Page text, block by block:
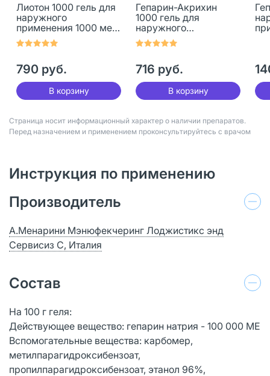
Лиотон 1000 гель для
наружного
применения 1000 ме/г
50 г 1 шт
790 руб.
В корзину
Гепарин-Акрихин
1000 гель для
наружного
применения 1000 ме/г
50 г 1 шт
716 руб.
В корзину
Страница носит информационный характер о наличии препаратов.
Перед назначением и применением проконсультируйтесь с врачом
Инструкция по применению
Производитель
А.Менарини Мэнюфекчеринг Лоджистикс энд
Сервисиз С, Италия
Состав
На 100 г геля:
Действующее вещество: гепарин натрия - 100 000 МЕ
Вспомогательные вещества: карбомер,
метилпарагидроксибензоат,
пропилпарагидроксибензоат, этанол 96%,